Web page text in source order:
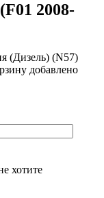
2008-
(Дизель) (N57)
добавлено
хотите